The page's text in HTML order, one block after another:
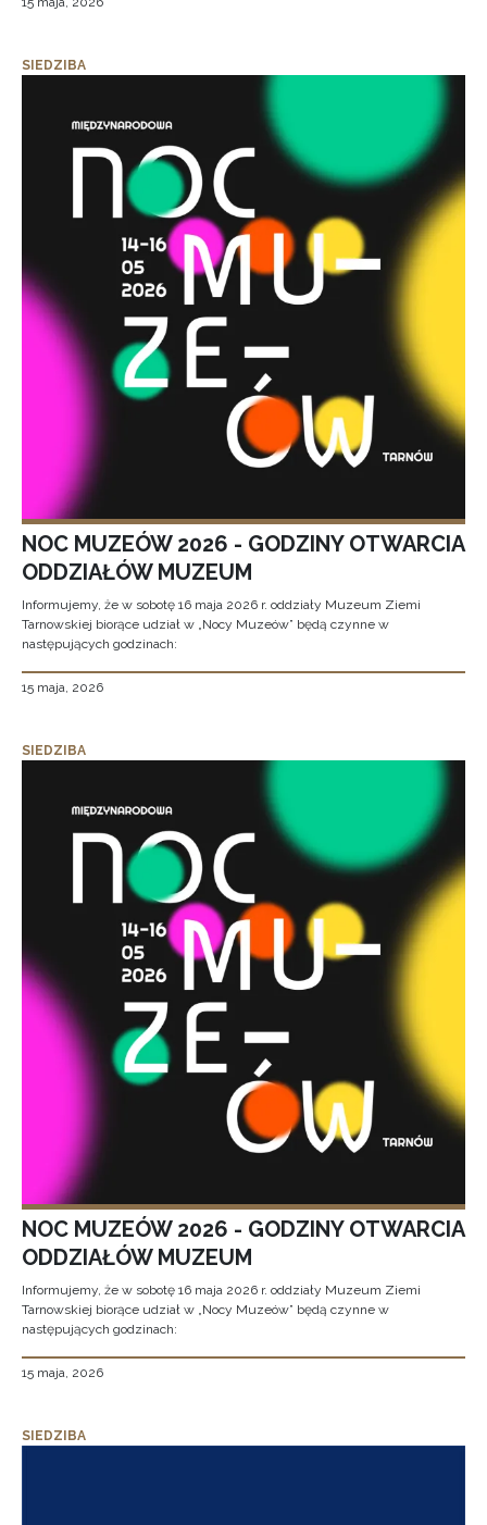
SIEDZIBA
NOC MUZEÓW 2026 - GODZINY OTWARCIA
ODDZIAŁÓW MUZEUM
Informujemy, że w sobotę 16 maja 2026 r. oddziały Muzeum Ziemi
Tarnowskiej biorące udział w „Nocy Muzeów” będą czynne w
następujących godzinach:
15 maja, 2026
SIEDZIBA
NOC MUZEÓW 2026 - GODZINY OTWARCIA
ODDZIAŁÓW MUZEUM
Informujemy, że w sobotę 16 maja 2026 r. oddziały Muzeum Ziemi
Tarnowskiej biorące udział w „Nocy Muzeów” będą czynne w
następujących godzinach:
15 maja, 2026
SIEDZIBA